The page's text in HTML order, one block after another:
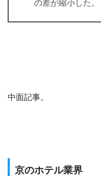
の差が縮小した。
中面記事。
京のホテル業界